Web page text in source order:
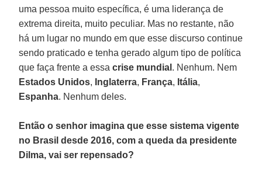
uma pessoa muito específica, é uma liderança de
extrema direita, muito peculiar. Mas no restante, não
há um lugar no mundo em que esse discurso continue
sendo praticado e tenha gerado algum tipo de política
que faça frente a essacrise mundial . Nenhum. Nem
Estados Unidos, Inglaterra, França, Itália,
Espanha. Nenhum deles.
Então o senhor imagina que esse sistema vigente
no Brasil desde 2016, com a queda da presidente
Dilma, vai ser repensado?